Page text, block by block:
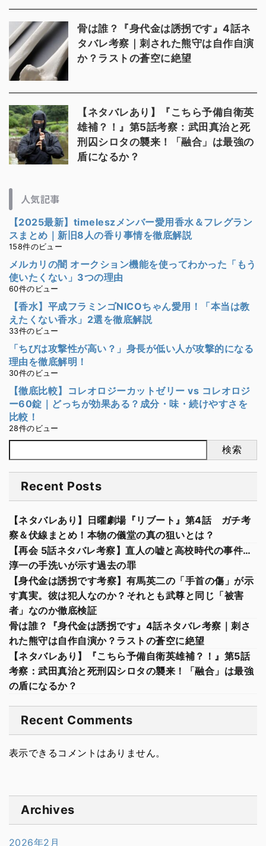
骨は誰？『身代金は誘拐です』4話ネ
タバレ考察｜刺された熊守は自作自演
か？ラストの蒼空に絶望
【ネタバレあり】『こちら予備自衛英
雄補？！』第5話考察：武田真治と死
刑囚シロタの襲来！「融合」は最強の
盾になるか？
人気記事
【2025最新】timeleszメンバー愛用香水＆フレグラン
スまとめ｜新旧8人の香り事情を徹底解説
158件のビュー
メルカリの闇 オークション機能を使ってわかった「もう
使いたくない」3つの理由
60件のビュー
【香水】平成フラミンゴNICOちゃん愛用！「本当は教
えたくない香水」2選を徹底解説
33件のビュー
「ちびは攻撃性が高い？」身長が低い人が攻撃的になる
理由を徹底解明！
30件のビュー
【徹底比較】コレオロジーカットゼリー vs コレオロジ
ー60錠｜どっちが効果ある？成分・味・続けやすさを
比較！
28件のビュー
検索
Recent Posts
【ネタバレあり】日曜劇場『リブート』第4話 ガチ考
察＆伏線まとめ！本物の儀堂の真の狙いとは？
【再会 5話ネタバレ考察】直人の嘘と高校時代の事件…
淳一の手洗いが示す過去の罪
【身代金は誘拐です考察】有馬英二の「手首の傷」が示
す真実。彼は犯人なのか？それとも武尊と同じ「被害
者」なのか徹底検証
骨は誰？『身代金は誘拐です』4話ネタバレ考察｜刺さ
れた熊守は自作自演か？ラストの蒼空に絶望
【ネタバレあり】『こちら予備自衛英雄補？！』第5話
考察：武田真治と死刑囚シロタの襲来！「融合」は最強
の盾になるか？
Recent Comments
表示できるコメントはありません。
Archives
2026年2月